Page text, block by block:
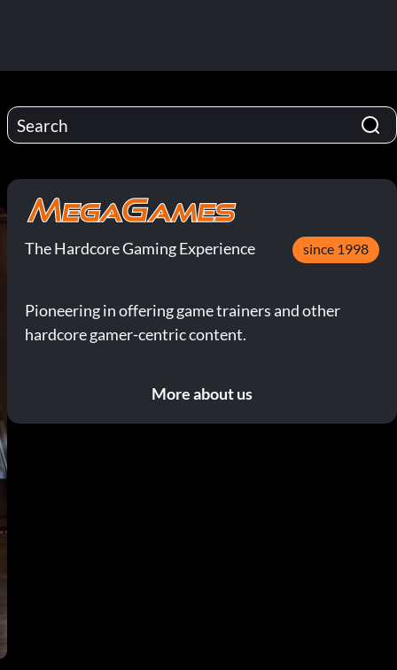
The Hardcore Gaming Experience since 1998
Pioneering in offering game trainers and other
hardcore gamer-centric content.
More about us